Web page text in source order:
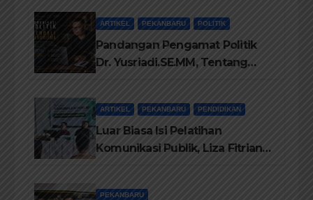
ARTIKEL PEKANBARU POLITIK
Pandangan Pengamat Politik
Dr. Yusriadi.SE.MM, Tentang
ARTIKEL PEKANBARU PENDIDIKAN
Luar Biasa Isi Pelatihan
Komunikasi Publik, Liza Fitriani
PEKANBARU